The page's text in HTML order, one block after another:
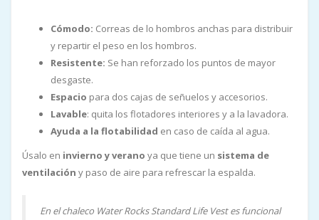
Cómodo: Correas de lo hombros anchas para distribuir
y repartir el peso en los hombros.
Resistente: Se han reforzado los puntos de mayor
desgaste.
Espacio para dos cajas de señuelos y accesorios.
Lavable: quita los flotadores interiores y a la lavadora.
Ayuda a la flotabilidad en caso de caída al agua.
Úsalo en invierno y verano ya que tiene un sistema de
ventilación y paso de aire para refrescar la espalda.
En el chaleco Water Rocks Standard Life Vest es funcional